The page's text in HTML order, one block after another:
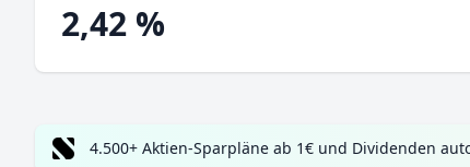
2,42 %
4.500+ Aktien-Sparpläne ab 1€ und Dividenden